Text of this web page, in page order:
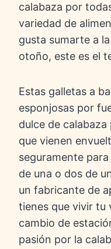
calabaza por
variedad de
gusta sumarte a
otoño, este es el
Estas galletas a
esponjosas por
dulce de
que vienen
seguramente
de una o dos de
un fabricante de
tienes que vivir tu
cambio de
pasión por la